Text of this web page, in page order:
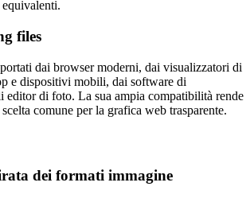
files
dai browser moderni, dai visualizzatori di
e dispositivi mobili, dai software di
editor di foto. La sua ampia compatibilità rende
comune per la grafica web trasparente.
dei formati immagine